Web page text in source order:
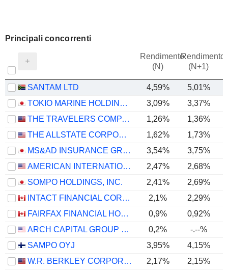
Principali concorrenti
Rendimento
(N)
Rendimento
(N+1)
SANTAM LTD 4,59% 5,01%
TOKIO MARINE HOLDINGS, INC.
3,09%
3,37%
THE TRAVELERS COMPANIES, INC.
1,26% 1,36%
THE ALLSTATE CORPORATION
1,62%
1,73%
MS&AD INSURANCE GROUP HOLDINGS, INC.
3,54% 3,75%
AMERICAN INTERNATIONAL GROUP, INC.
2,47% 2,68%
SOMPO HOLDINGS, INC.
2,41% 2,69%
INTACT FINANCIAL CORPORATION
2,1% 2,29%
FAIRFAX FINANCIAL HOLDINGS LIMITED
0,9%
0,92%
ARCH CAPITAL GROUP LTD.
0,2%
-.--%
SAMPO OYJ
3,95% 4,15%
W.R. BERKLEY CORPORATION
2,17% 2,15%